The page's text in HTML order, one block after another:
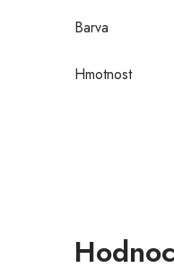
Barva
Hmotnost